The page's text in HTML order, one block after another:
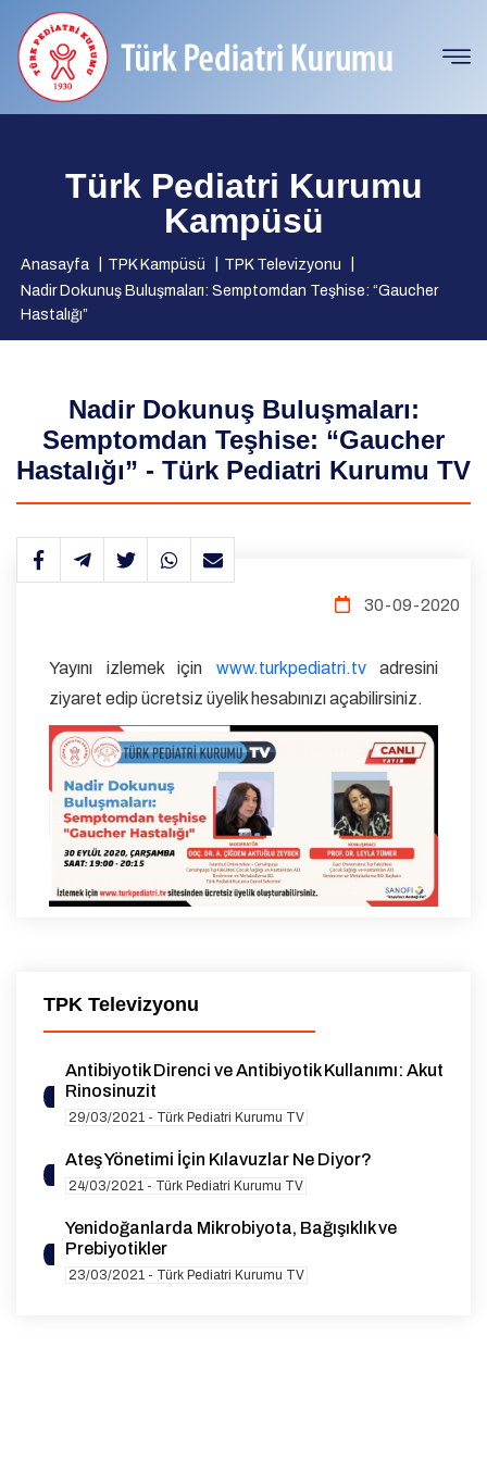
Türk Pediatri Kurumu
Kampüsü
Anasayfa TPK Kampüsü
TPK Televizyonu
Nadir Dokunuş Buluşmaları: Semptomdan Teşhise: “Gaucher
Hastalığı”
Nadir Dokunuş Buluşmaları:
Semptomdan Teşhise: “Gaucher
Hastalığı” - Türk Pediatri Kurumu TV
TPK Televizyonu
Antibiyotik Direnci ve Antibiyotik Kullanımı: Akut
Rinosinuzit
29/03/2021 - Türk Pediatri Kurumu TV
Ateş Yönetimi İçin Kılavuzlar Ne Diyor?
24/03/2021 - Türk Pediatri Kurumu TV
Yenidoğanlarda Mikrobiyota, Bağışıklık ve
Prebiyotikler
23/03/2021 - Türk Pediatri Kurumu TV
30-09-2020
Yayını izlemek için www.turkpediatri.tvadresini
ziyaret edip ücretsiz üyelik hesabınızı açabilirsiniz.